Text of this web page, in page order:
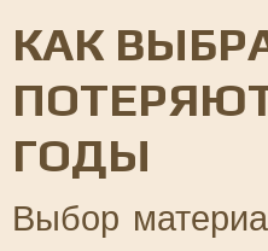
КАК
ГОДЫ
Выбор